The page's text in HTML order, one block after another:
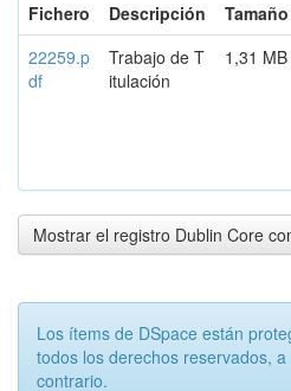
Fichero
Descripción Tamaño
22259.p
df
Trabajo de T
itulación
1,31 MB
Mostrar el registro Dublin Core
Los ítems de DSpace están
todos los derechos reservados,
contrario.